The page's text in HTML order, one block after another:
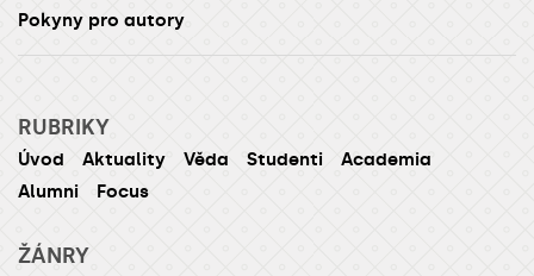
Pokyny pro autory
RUBRIKY
Úvod Aktuality Věda Studenti
Academia
Alumni
Focus
ŽÁNRY